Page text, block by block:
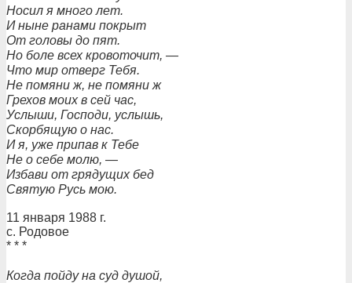
Носил я много лет.
И ныне ранами покрыт
От головы до пят.
Но боле всех кровоточит, —
Что мир отверг Тебя.
Не помяни ж, не помяни ж
Грехов моих в сей час,
Услыши, Господи, услышь,
Скорбящую о нас.
И я, уже припав к Тебе
Не о себе молю, —
Избави от грядущих бед
Святую Русь мою.
11 января 1988 г.
с. Родовое
* * *
Когда пойду на суд душой,